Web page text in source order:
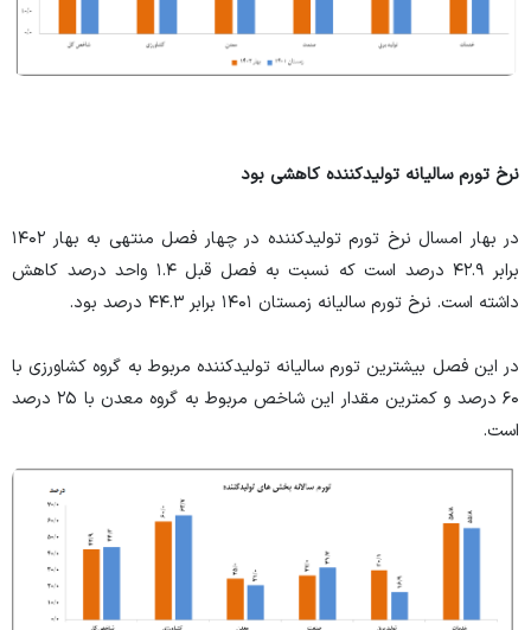
نرخ تورم سالیانه تولیدکننده کاهشی بود
در بهار امسال نرخ تورم تولیدکننده در چهار فصل منتهی به بهار ۱۴۰۲
برابر ۴۲.۹ درصد است که نسبت به فصل قبل ۱.۴ واحد درصد کاهش
داشته است. نرخ تورم سالیانه زمستان ۱۴۰۱ برابر ۴۴.۳ درصد بود.
در این فصل بیشترین تورم سالیانه تولیدکننده مربوط به گروه کشاورزی با
۶۰ درصد و کمترین مقدار این شاخص مربوط به گروه معدن با ۲۵ درصد
است.